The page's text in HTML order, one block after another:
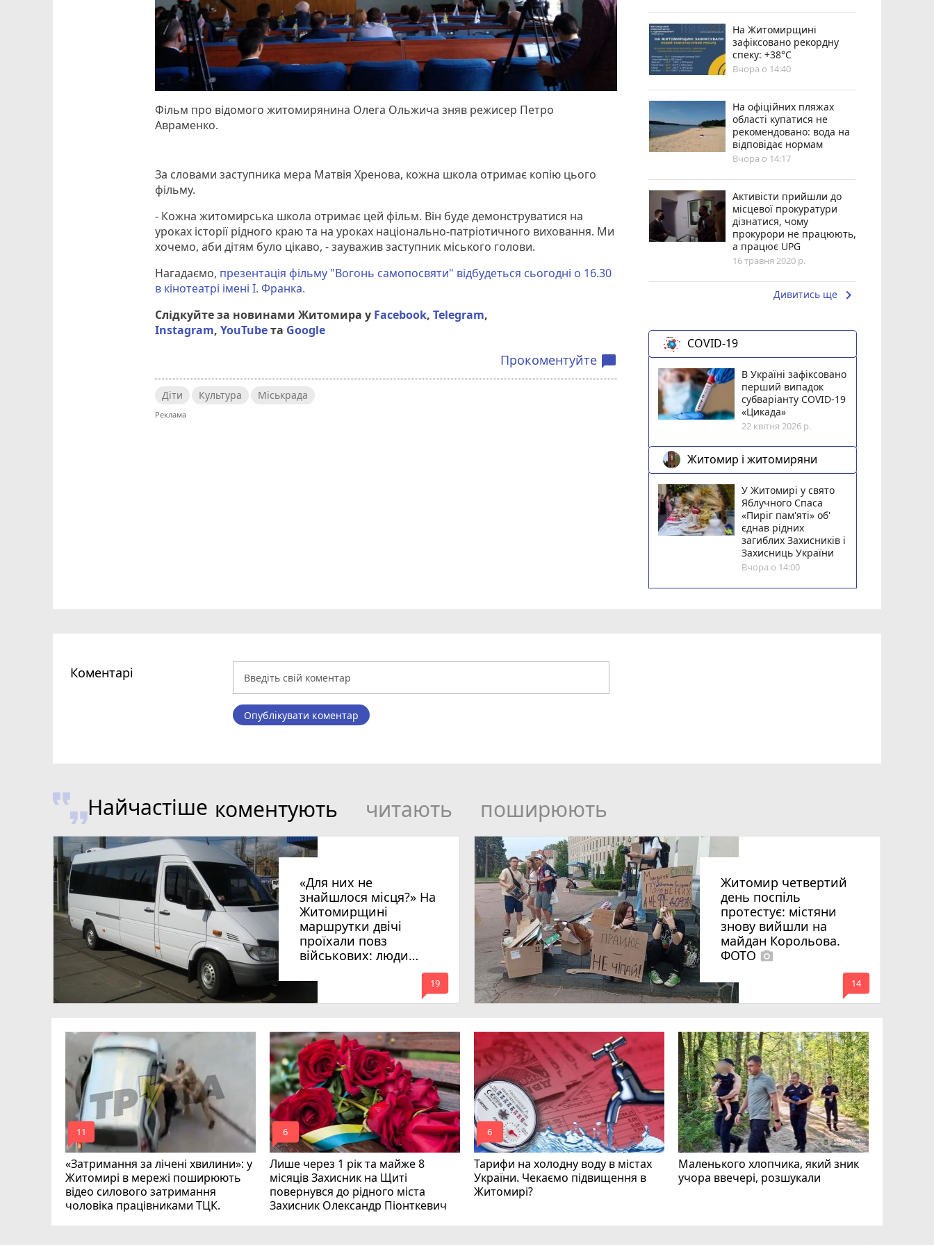
Фільм про відомого житомирянина Олега Ольжича зняв режисер Петро
Авраменко.
За словами заступника мера Матвія Хренова, кожна школа отримає копію цього
фільму.
- Кожна житомирська школа отримає цей фільм. Він буде демонструватися на
уроках історії рідного краю та на уроках національно-патріотичного виховання. Ми
хочемо, аби дітям було цікаво, - зауважив заступник міського голови.
Нагадаємо, презентація фільму "Вогонь самопосвяти" відбудеться сьогодні о 16.30
в кінотеатрі імені І. Франка.
Слідкуйте за новинами Житомира у Facebook,Telegram,
Instagram,YouTubeта Google
Прокоментуйте chat_bubble
Діти Культура Міськрада
Н️а Житомирщині
зафіксовано рекордну
спеку: +38°C
Вчора о 14:40
На офіційних пляжах
області купатися не
рекомендовано: вода на
відповідає нормам
Вчора о 14:17
Активісти прийшли до
місцевої прокуратури
дізнатися, чому
прокурори не працюють,
а працює UPG
16 травня 2020 р.
Дивитись ще keyboard_arrow_right
COVID-19
В Україні зафіксовано
перший випадок
субваріанту COVID-19
«Цикада»
22 квітня 2026 р.
Житомир і житомиряни
У Житомирі у свято
Яблучного Спаса
«Пиріг пам'яті» об'
єднав рідних
загиблих Захисників і
Захисниць України
Вчора о 14:00
Коментарі
Опублікувати коментар
Найчастіше коментують читають поширюють
«Для них не
знайшлося місця?» На
Житомирщині
маршрутки двічі
проїхали повз
військових: люди
вимагають покарати
винних
mode_comment
19
Житомир четвертий
день поспіль
протестує: містяни
знову вийшли на
майдан Корольова.
ФОТО photo_camera
mode_comment
14
«Затримання за лічені хвилини»: у
Житомирі в мережі поширюють
відео силового затримання
чоловіка працівниками ТЦК.
mode_comment
11
Лише через 1 рік та майже 8
місяців Захисник на Щиті
повернувся до рідного міста
Захисник Олександр Піонткевич
mode_comment
6
Тарифи на холодну воду в містах
України. Чекаємо підвищення в
Житомирі?
mode_comment
6
Маленького хлопчика, який зник
учора ввечері, розшукали